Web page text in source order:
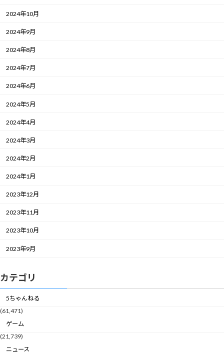
2024年10月
2024年9月
2024年8月
2024年7月
2024年6月
2024年5月
2024年4月
2024年3月
2024年2月
2024年1月
2023年12月
2023年11月
2023年10月
2023年9月
カテゴリ
5ちゃんねる
(61,471)
ゲーム
(21,739)
ニュース